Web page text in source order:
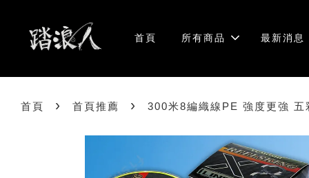
首頁 所有商品 最新消息
首頁 › 首頁推薦 › 300米8編織線PE 強度更強